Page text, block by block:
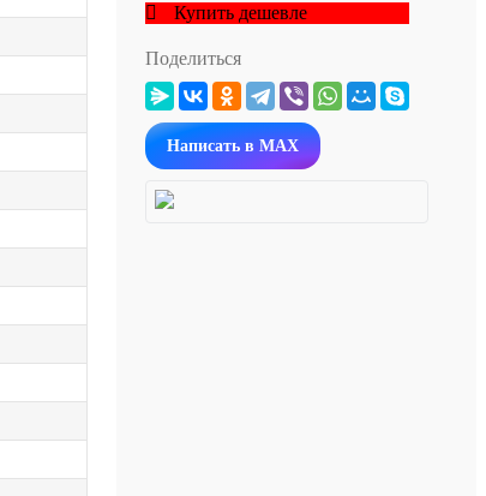
Купить дешевле
Поделиться
Написать в MAX